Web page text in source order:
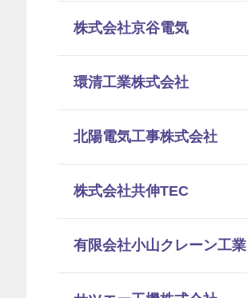
株式会社京谷電気
環清工業株式会社
北陽電気工事株式会社
株式会社共伸TEC
有限会社小山クレーン工業